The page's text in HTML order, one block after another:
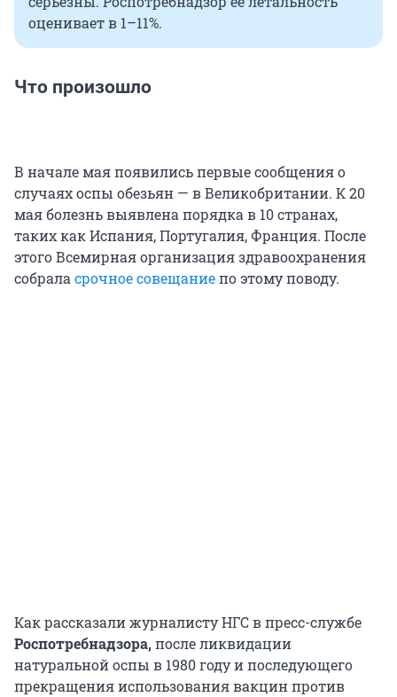
оценивает в 1–11%.
Что произошло
В начале мая появились первые сообщения о
случаях оспы обезьян — в Великобритании. К 20
мая болезнь выявлена порядка в 10 странах,
таких как Испания, Португалия, Франция. После
этого Всемирная организация здравоохранения
собраласрочное совещаниепо этому поводу.
Как рассказали журналисту НГС в пресс-службе
Роспотребнадзора,после ликвидации
натуральной оспы в 1980 году и последующего
прекращения использования вакцин против